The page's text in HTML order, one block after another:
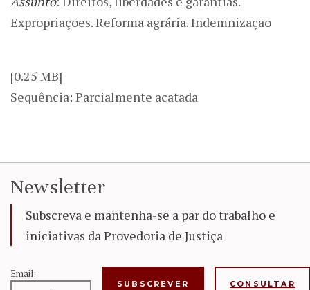
Expropriações. Reforma agrária. Indemnização
[0.25 MB]
Sequência: Parcialmente acatada
Newsletter
Subscreva e mantenha-se a par do trabalho e
iniciativas da Provedoria de Justiça
Email:
CONSULTAR